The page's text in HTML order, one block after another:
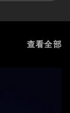
查看全部